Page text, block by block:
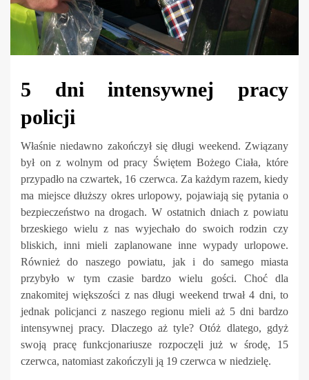
5 dni intensywnej pracy
policji
Właśnie niedawno zakończył się długi weekend. Związany
był on z wolnym od pracy Świętem Bożego Ciała, które
przypadło na czwartek, 16 czerwca. Za każdym razem, kiedy
ma miejsce dłuższy okres urlopowy, pojawiają się pytania o
bezpieczeństwo na drogach. W ostatnich dniach z powiatu
brzeskiego wielu z nas wyjechało do swoich rodzin czy
bliskich, inni mieli zaplanowane inne wypady urlopowe.
Również do naszego powiatu, jak i do samego miasta
przybyło w tym czasie bardzo wielu gości. Choć dla
znakomitej większości z nas długi weekend trwał 4 dni, to
jednak policjanci z naszego regionu mieli aż 5 dni bardzo
intensywnej pracy. Dlaczego aż tyle? Otóż dlatego, gdyż
swoją pracę funkcjonariusze rozpoczęli już w środę, 15
czerwca, natomiast zakończyli ją 19 czerwca w niedzielę.